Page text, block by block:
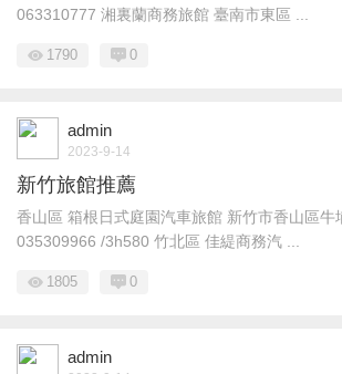
063310777 湘裏蘭商務旅館 臺南市東區 ...
1790 0
admin
2023-9-14
新竹旅館推薦
香山區 箱根日式庭園汽車旅館 新竹市香山區牛
035309966 /3h580 竹北區 佳緹商務汽 ...
1805 0
admin